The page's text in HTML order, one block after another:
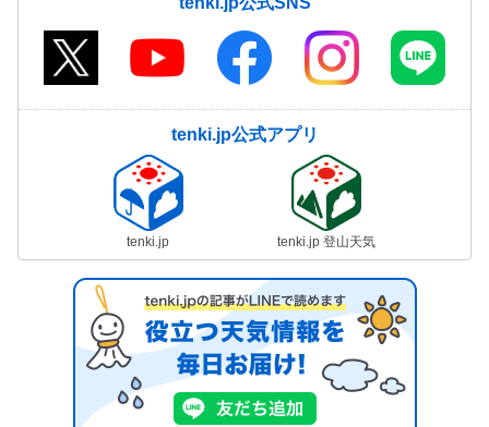
tenki.jp公式アプリ
tenki.jp tenki.jp 登山天気